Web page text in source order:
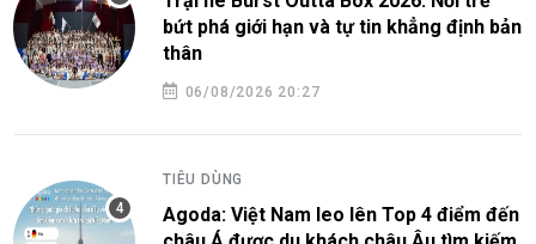
bứt phá giới hạn và tự tin khẳng định bản
thân
06/08/2026 20:27
TIÊU DÙNG
Agoda: Việt Nam leo lên Top 4 điểm đến